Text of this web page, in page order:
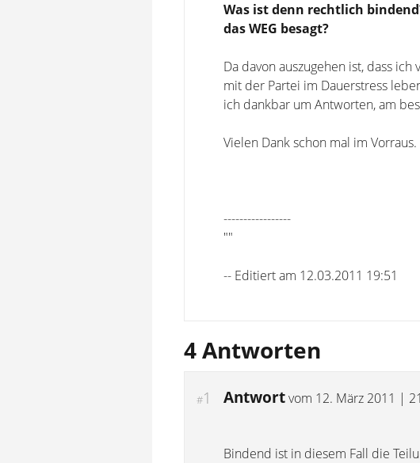
Was ist denn rechtlich
das WEG besagt?
Da davon auszugehen ist, dass
mit der Partei im Dauerstress
ich dankbar um Antworten, am
Vielen Dank schon mal im Vorraus.
-----------------
""
-- Editiert am 12.03.2011 19:51
4 Antworten
#1 Antwortvom 12. März 2011 |
Bindend ist in diesem Fall die